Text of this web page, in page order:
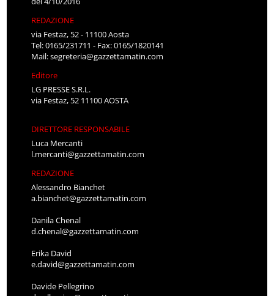
REDAZIONE
via Festaz, 52 - 11100 Aosta
Tel: 0165/231711 - Fax: 0165/1820141
Mail:segreteria@gazzettamatin.com
Editore
LG PRESSE S.R.L.
via Festaz, 52 11100 AOSTA
DIRETTORE RESPONSABILE
Luca Mercanti
l.mercanti@gazzettamatin.com
REDAZIONE
Alessandro Bianchet
a.bianchet@gazzettamatin.com
Danila Chenal
d.chenal@gazzettamatin.com
Erika David
e.david@gazzettamatin.com
Davide Pellegrino